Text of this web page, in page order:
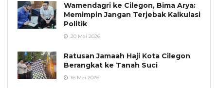
Wamendagri ke Cilegon, Bima Arya:
Memimpin Jangan Terjebak Kalkulasi
Politik
20 Mei 2026
Ratusan Jamaah Haji Kota Cilegon
Berangkat ke Tanah Suci
16 Mei 2026